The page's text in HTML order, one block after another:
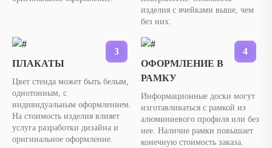
изделия с ячейками выше, чем
без них.
ПЛАКАТЫ
Цвет стенда может быть белым,
однотонным, с
индивидуальным оформлением.
На стоимость изделия влияет
услуга разработки дизайна и
оригинальное оформление.
3
ОФОРМЛЕНИЕ В
РАМКУ
Информационные доски могут
изготавливаться с рамкой из
алюминиевого профиля или без
нее. Наличие рамки повышает
конечную стоимость заказа.
4